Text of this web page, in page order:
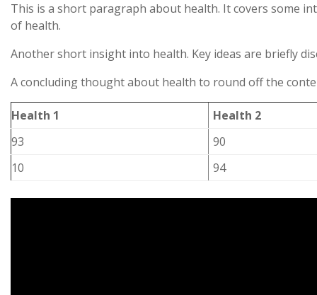
This is a short paragraph about health. It covers some
of health.
Another short insight into health. Key ideas are briefly
A concluding thought about health to round off the
Health 1
Health 2
93
90
10
94